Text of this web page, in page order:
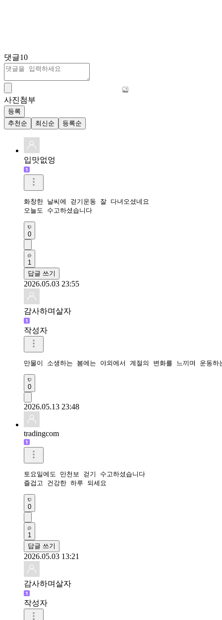
댓글10
사진첨부
등록
추천순
최신순 등록순
입맛없엉
화창한 날씨에 걷기운동 잘 다녀오셨네요
오늘도 수고하셨습니다
0
1
답글 쓰기
2026.05.03 23:55
감사하며살자
작성자
만물이 소생하는 봄에는 야외에서 계절의 변화를 느끼며 운동하
0
2026.05.13 23:48
tradingcom
토요일에도 만천보 걷기 수고하셨습니다
즐겁고 건강한 하루 되세요
0
1
답글 쓰기
2026.05.03 13:21
감사하며살자
작성자